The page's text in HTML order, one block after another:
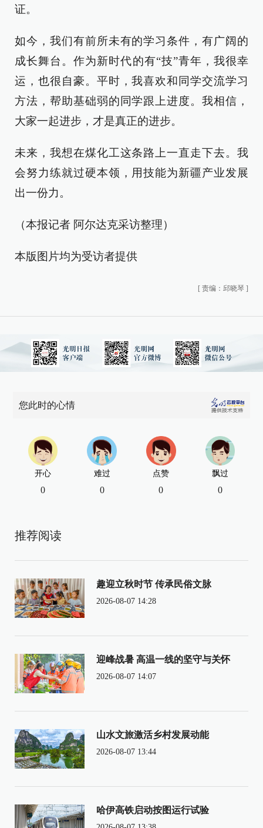
证。
如今，我们有前所未有的学习条件，有广阔的
成长舞台。作为新时代的有“技”青年，我很幸
运，也很自豪。平时，我喜欢和同学交流学习
方法，帮助基础弱的同学跟上进度。我相信，
大家一起进步，才是真正的进步。
未来，我想在煤化工这条路上一直走下去。我
会努力练就过硬本领，用技能为新疆产业发展
出一份力。
（本报记者 阿尔达克采访整理）
本版图片均为受访者提供
[ 责编：邱晓琴 ]
您此时的心情
开心
0
难过
0
点赞
0
飘过
0
推荐阅读
趣迎立秋时节 传承民俗文脉
2026-08-07 14:28
迎峰战暑 高温一线的坚守与关怀
2026-08-07 14:07
山水文旅激活乡村发展动能
2026-08-07 13:44
哈伊高铁启动按图运行试验